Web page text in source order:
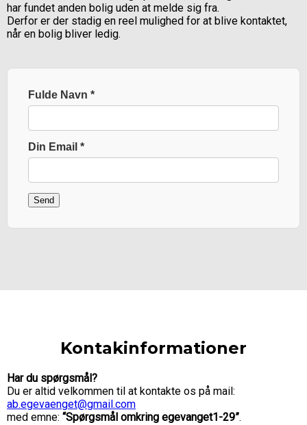
har fundet anden bolig uden at melde sig fra.
Derfor er der stadig en reel mulighed for at blive kontaktet,
når en bolig bliver ledig.
Email
Fulde
Fulde Navn *
Din Email *
Send
Kontakinformationer
Har du spørgsmål?
Du er altid velkommen til at kontakte os på mail:
ab.egevaenget@gmail.com
med emne: “Spørgsmål omkring egevanget1-29”.